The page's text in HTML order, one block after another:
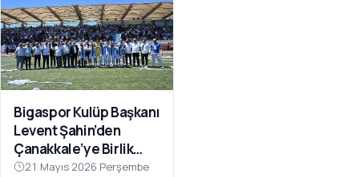
Bigaspor Kulüp Başkanı
Levent Şahin’den
Çanakkale’ye Birlik
Çağrısı
21 Mayıs 2026 Perşembe